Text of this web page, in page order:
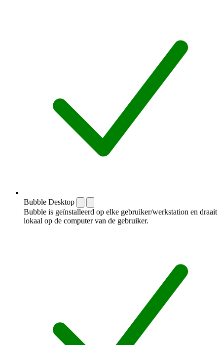
Bubble Desktop
Bubble is geïnstalleerd op elke gebruiker/werkstation en draait
lokaal op de computer van de gebruiker.